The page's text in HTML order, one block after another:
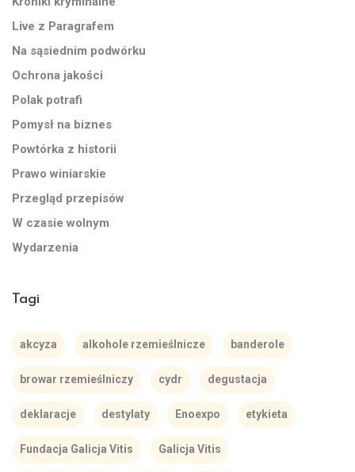
Live z Paragrafem
Na sąsiednim podwórku
Ochrona jakości
Polak potrafi
Pomysł na biznes
Powtórka z historii
Prawo winiarskie
Przegląd przepisów
W czasie wolnym
Wydarzenia
Tagi
akcyza alkohole rzemieślnicze banderole
browar rzemieślniczy cydr degustacja
deklaracje destylaty Enoexpo etykieta
Fundacja Galicja Vitis Galicja Vitis